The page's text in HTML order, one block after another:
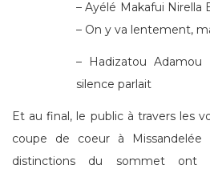
– Ayélé Makafui
– On y va lentement,
– Hadizatou
silence parlait
Et au final, le public à travers les
coupe de coeur à Missandelée
distinctions du sommet